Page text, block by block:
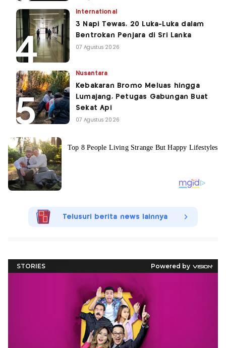
International
3 Napi Tewas, 20 Luka-Luka dalam
Bentrokan Penjara di Sri Lanka
07 Agustus 2026
Nusantara
Kebakaran Bromo Meluas hingga
Lumajang, Petugas Gabungan Buat
Sekat Api
07 Agustus 2026
Telusuri berita news lainnya